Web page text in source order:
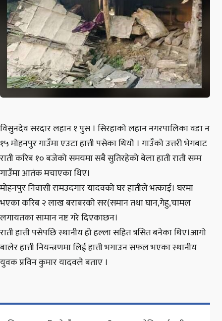
विसुनदेव सरदार लहान १ पुस । सिरहाको लहान नगरपालिका वडा न
१५ मोहनपुर गाउँमा एउटा हात्ती पसेका थियोे । गाउँको उत्तरी भेगबाट
राती करिब १० बजेको समयमा सबै सुतिरहेको बेला हाती राती सम्म
गाउँमा आतंक मचाएका थिए।
मोहनपुर निवासी रामउदगार यादवको घर हातीले भत्काई। घरमा
भएका करिब २ लाख बराबरको सर(समान तथा घान,गेहु,चामल
लगायतका सामान नष्ट गरे दिएकाछन।
राती हात्ती पसेपछि स्थानीय हो हल्ला सहित त्रसित बनेका थिए।आगो
बालेर हात्ती नियन्त्रणमा लिई हात्ती भगाउन सफल भएका स्थानीय
युवक प्रविन कुमार यादवले बताए ।